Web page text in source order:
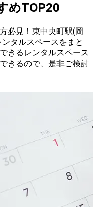
めTOP20
必見！東中央町駅(岡
タルスペースをまと
きるレンタルスペース
きるので、是非ご検討